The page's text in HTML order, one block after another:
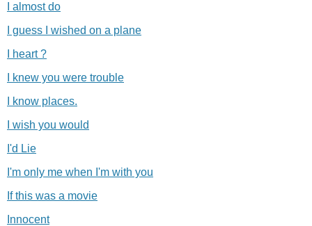
I almost do
I guess I wished on a plane
I heart ?
I knew you were trouble
I know places.
I wish you would
I'd Lie
I'm only me when I'm with you
If this was a movie
Innocent